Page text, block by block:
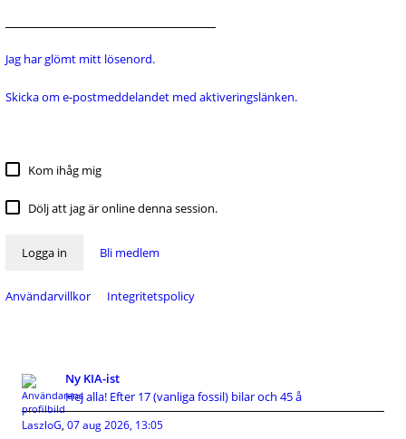
Jag har glömt mitt lösenord.
Skicka om e-postmeddelandet med aktiveringslänken.
Kom ihåg mig
Dölj att jag är online denna session.
Logga in Bli medlem
Användarvillkor Integritetspolicy
Ny KIA-ist
Hej alla! Efter 17 (vanliga fossil) bilar och 45 å
LaszloG, 07 aug 2026, 13:05